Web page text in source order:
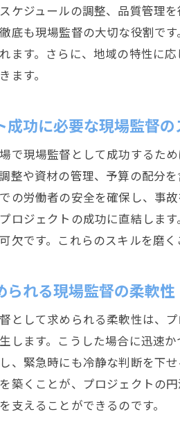
ケジュールの調整、品質管理
底も現場監督の大切な役割で
ます。さらに、地域の特性に
ます。
成功に必要な現場監督の
で現場監督として成功するた
整や資材の管理、予算の配分
の労働者の安全を確保し、事
ロジェクトの成功に直結しま
欠です。これらのスキルを磨
られる現場監督の柔軟性
として求められる柔軟性は、
します。こうした場合に迅速
、緊急時にも冷静な判断を下
築くことが、プロジェクトの
支えることができるのです。